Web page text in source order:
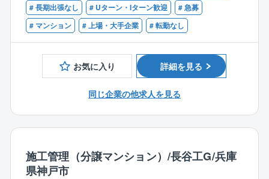
【働く環境】
・現在5名所属しております。
・2-3人体制で常駐していただきます。
【働き方】
★勤務時間はご希望を考慮いたします。
# 長期出張なし
# Uターン・Iターン歓迎
# 急募
# マンション
# 上場・大手企業 # 転勤なし
お気に入り 詳細を見る
同じ企業の他求人を見る
施工管理（分譲マンション）/長谷工G/兵庫
県神戸市